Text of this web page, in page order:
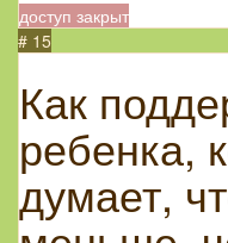
доступ закрыт
# 15
Как
ребенка,
думает,